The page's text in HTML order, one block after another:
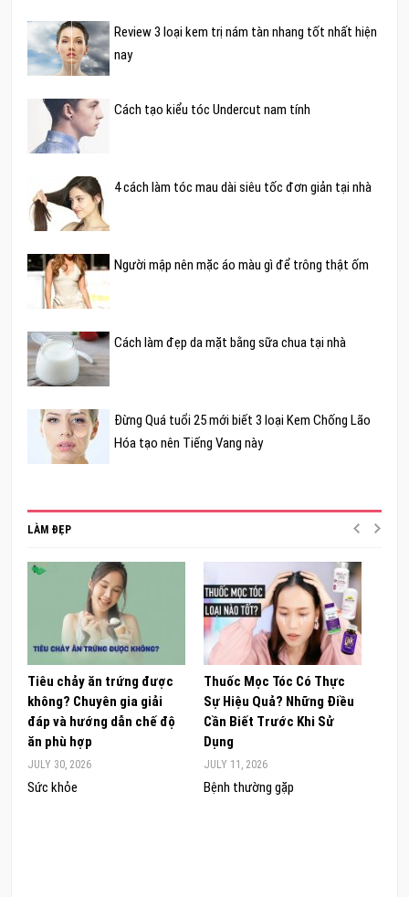
Review 3 loại kem trị nám tàn nhang tốt nhất hiện
nay
Cách tạo kiểu tóc Undercut nam tính
4 cách làm tóc mau dài siêu tốc đơn giản tại nhà
Người mập nên mặc áo màu gì để trông thật ốm
Cách làm đẹp da mặt bằng sữa chua tại nhà
Đừng Quá tuổi 25 mới biết 3 loại Kem Chống Lão
Hóa tạo nên Tiếng Vang này
LÀM ĐẸP
Tiêu chảy ăn trứng được
không? Chuyên gia giải
đáp và hướng dẫn chế độ
ăn phù hợp
JULY 30, 2026
Sức khỏe
Thuốc Mọc Tóc Có Thực
Sự Hiệu Quả? Những Điều
Cần Biết Trước Khi Sử
Dụng
JULY 11, 2026
Bệnh thường gặp